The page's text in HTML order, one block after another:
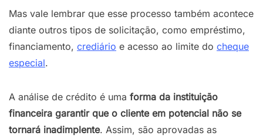
Mas vale lembrar que esse processo também acontece
diante outros tipos de solicitação, como empréstimo,
financiamento, crediário e acesso ao limite do cheque
especial.
A análise de crédito é uma forma da instituição
financeira garantir que o cliente em potencial não se
tornará inadimplente. Assim, são aprovadas as